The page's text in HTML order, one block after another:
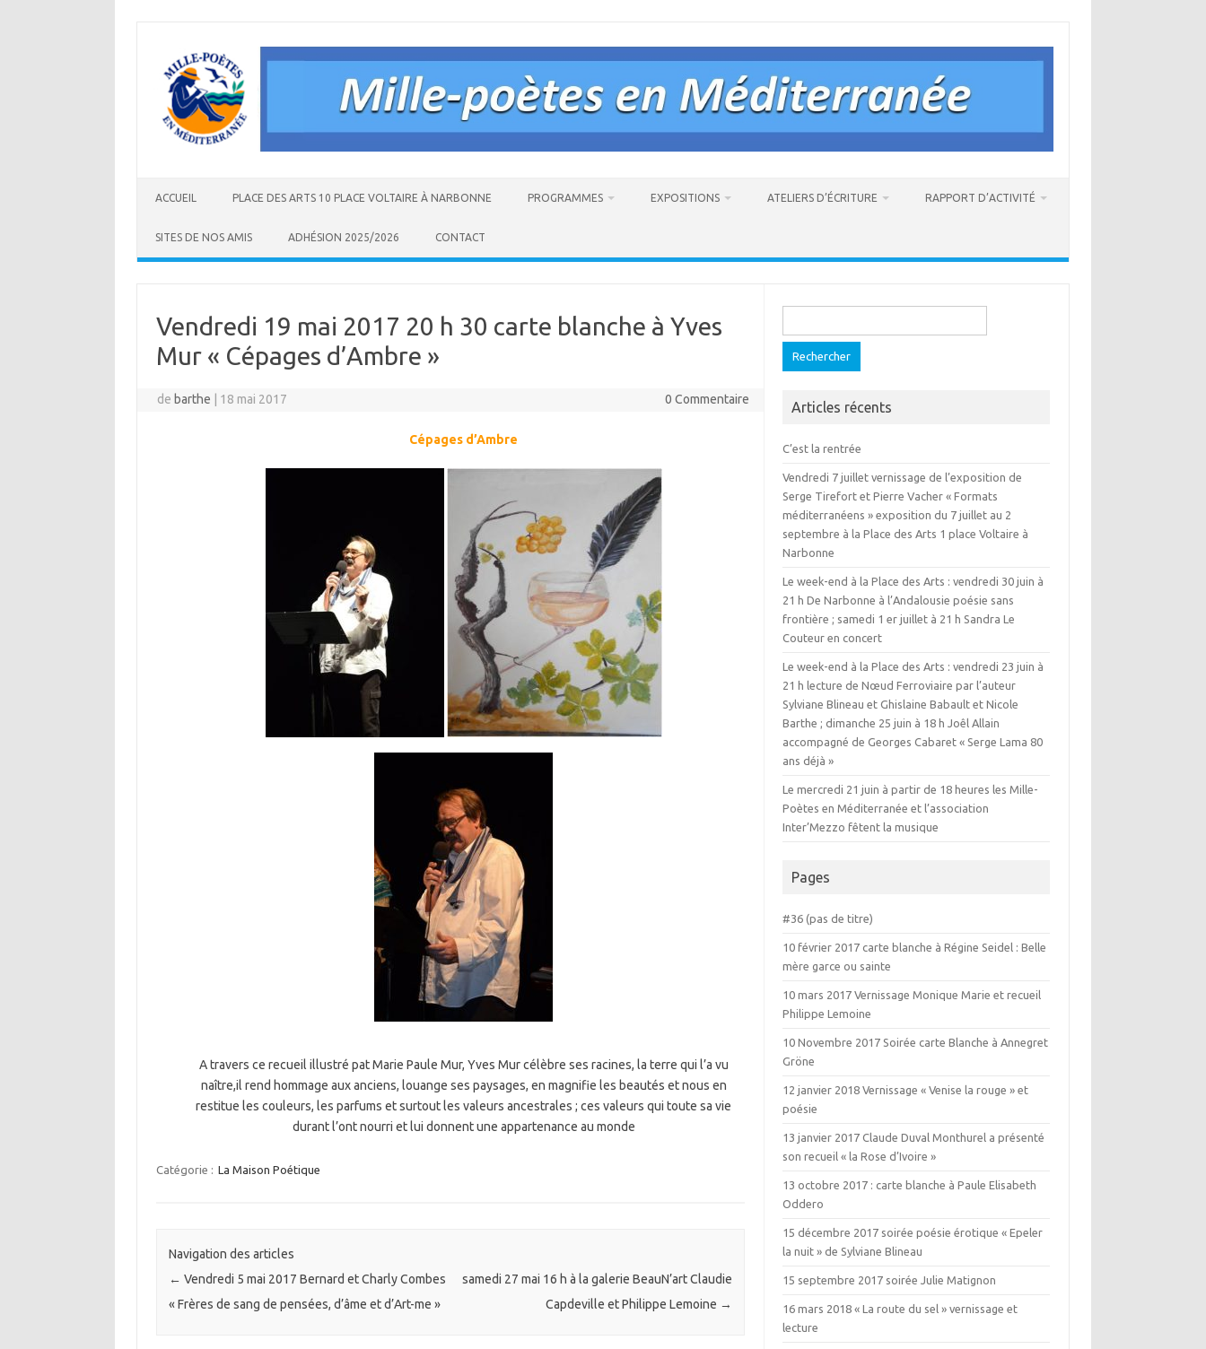
ACCUEIL PLACE DES ARTS 10 PLACE VOLTAIRE À NARBONNE PROGRAMMES EXPOSITIONS ATELIERS D’ÉCRITURE RAPPORT D’ACTIVITÉ
SITES DE NOS AMIS ADHÉSION 2025/2026 CONTACT
Vendredi 19 mai 2017 20 h 30 carte blanche à Yves
Mur « Cépages d’Ambre »
de barthe 18 mai 2017 0 Commentaire
Cépages d’Ambre
A travers ce recueil illustré pat Marie Paule Mur, Yves Mur célèbre ses racines, la terre qui l’a vu
naître,il rend hommage aux anciens, louange ses paysages, en magnifie les beautés et nous en
restitue les couleurs, les parfums et surtout les valeurs ancestrales ; ces valeurs qui toute sa vie
durant l’ont nourri et lui donnent une appartenance au monde
Catégorie : La Maison Poétique
Navigation des articles
← Vendredi 5 mai 2017 Bernard et Charly Combes
« Frères de sang de pensées, d’âme et d’Art-me »
samedi 27 mai 16 h à la galerie BeauN’art Claudie
Capdeville et Philippe Lemoine →
Articles récents
C’est la rentrée
Vendredi 7 juillet vernissage de l’exposition de
Serge Tirefort et Pierre Vacher « Formats
méditerranéens » exposition du 7 juillet au 2
septembre à la Place des Arts 1 place Voltaire à
Narbonne
Le week-end à la Place des Arts : vendredi 30 juin à
21 h De Narbonne à l’Andalousie poésie sans
frontière ; samedi 1 er juillet à 21 h Sandra Le
Couteur en concert
Le week-end à la Place des Arts : vendredi 23 juin à
21 h lecture de Nœud Ferroviaire par l’auteur
Sylviane Blineau et Ghislaine Babault et Nicole
Barthe ; dimanche 25 juin à 18 h Joêl Allain
accompagné de Georges Cabaret « Serge Lama 80
ans déjà »
Le mercredi 21 juin à partir de 18 heures les Mille-
Poètes en Méditerranée et l’association
Inter’Mezzo fêtent la musique
Pages
#36 (pas de titre)
10 février 2017 carte blanche à Régine Seidel : Belle
mère garce ou sainte
10 mars 2017 Vernissage Monique Marie et recueil
Philippe Lemoine
10 Novembre 2017 Soirée carte Blanche à Annegret
Gröne
12 janvier 2018 Vernissage « Venise la rouge » et
poésie
13 janvier 2017 Claude Duval Monthurel a présenté
son recueil « la Rose d’Ivoire »
13 octobre 2017 : carte blanche à Paule Elisabeth
Oddero
15 décembre 2017 soirée poésie érotique « Epeler
la nuit » de Sylviane Blineau
15 septembre 2017 soirée Julie Matignon
16 mars 2018 « La route du sel » vernissage et
lecture